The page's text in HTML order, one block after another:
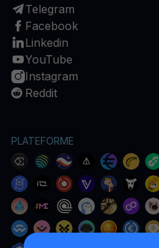
Telegram
Facebook
Linkedin
YouTube
Instagram
Reddit
PLATEFORME